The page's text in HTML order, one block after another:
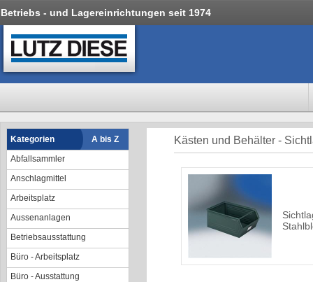
Betriebs - und Lagereinrichtungen seit 1974
Kategorien
A bis Z
Abfallsammler
Anschlagmittel
Arbeitsplatz
Aussenanlagen
Betriebsausstattung
Büro - Arbeitsplatz
Büro - Ausstattung
Kästen und Behälter -